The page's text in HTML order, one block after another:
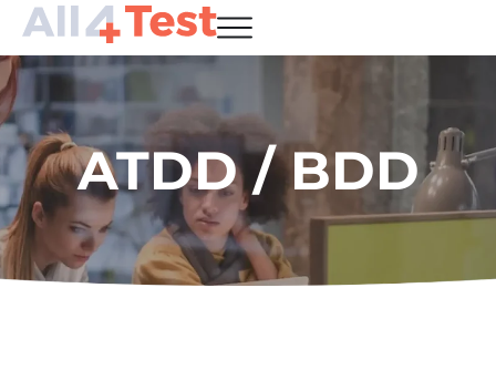
ATDD / BDD